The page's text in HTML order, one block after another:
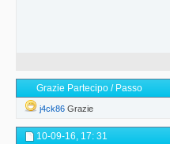
Grazie Partecipo / Passo
j4ck86 Grazie
10-09-16, 17: 31